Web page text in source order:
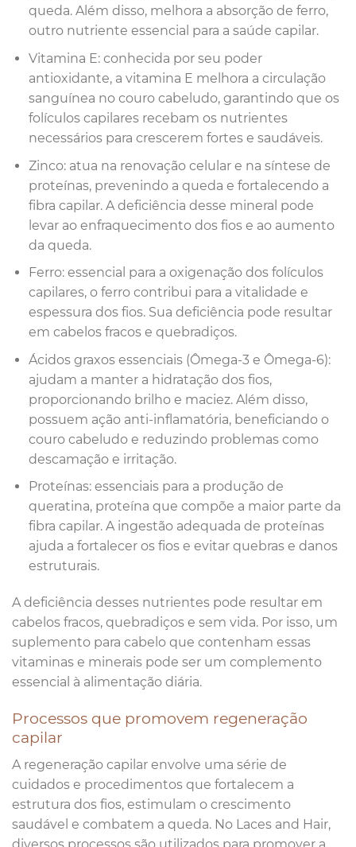
queda. Além disso, melhora a absorção de ferro,
outro nutriente essencial para a saúde capilar.
Vitamina E: conhecida por seu poder
antioxidante, a vitamina E melhora a circulação
sanguínea no couro cabeludo, garantindo que os
folículos capilares recebam os nutrientes
necessários para crescerem fortes e saudáveis.
Zinco: atua na renovação celular e na síntese de
proteínas, prevenindo a queda e fortalecendo a
fibra capilar. A deficiência desse mineral pode
levar ao enfraquecimento dos fios e ao aumento
da queda.
Ferro: essencial para a oxigenação dos folículos
capilares, o ferro contribui para a vitalidade e
espessura dos fios. Sua deficiência pode resultar
em cabelos fracos e quebradiços.
Ácidos graxos essenciais (Ômega-3 e Ômega-6):
ajudam a manter a hidratação dos fios,
proporcionando brilho e maciez. Além disso,
possuem ação anti-inflamatória, beneficiando o
couro cabeludo e reduzindo problemas como
descamação e irritação.
Proteínas: essenciais para a produção de
queratina, proteína que compõe a maior parte da
fibra capilar. A ingestão adequada de proteínas
ajuda a fortalecer os fios e evitar quebras e danos
estruturais.
A deficiência desses nutrientes pode resultar em
cabelos fracos, quebradiços e sem vida. Por isso, um
suplemento para cabelo que contenham essas
vitaminas e minerais pode ser um complemento
essencial à alimentação diária.
Processos que promovem regeneração
capilar
A regeneração capilar envolve uma série de
cuidados e procedimentos que fortalecem a
estrutura dos fios, estimulam o crescimento
saudável e combatem a queda. No Laces and Hair,
diversos processos são utilizados para promover a